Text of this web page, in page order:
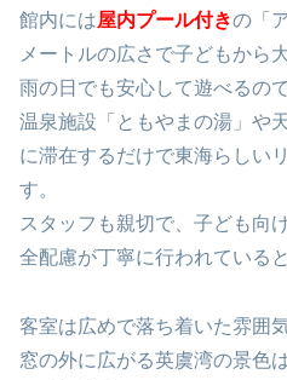
館内には屋内プール付きの「
メートルの広さで子どもから
雨の日でも安心して遊べるので
温泉施設「ともやまの湯」や
に滞在するだけで東海らしい
す。
スタッフも親切で、子ども向
全配慮が丁寧に行われている
客室は広めで落ち着いた雰囲気
窓の外に広がる英虞湾の景色